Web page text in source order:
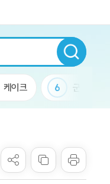
케이크 6 군립공원